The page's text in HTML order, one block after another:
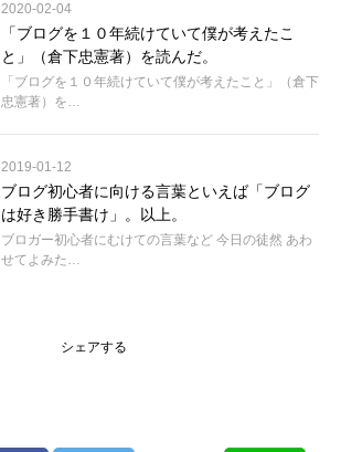
2020-02-04
「ブログを１０年続けていて僕が考えたこ
と」（倉下忠憲著）を読んだ。
「ブログを１０年続けていて僕が考えたこと」（倉下
忠憲著）を…
2019-01-12
ブログ初心者に向ける言葉といえば「ブログ
は好き勝手書け」。以上。
ブロガー初心者にむけての言葉など 今日の徒然 あわ
せてよみた…
シェアする